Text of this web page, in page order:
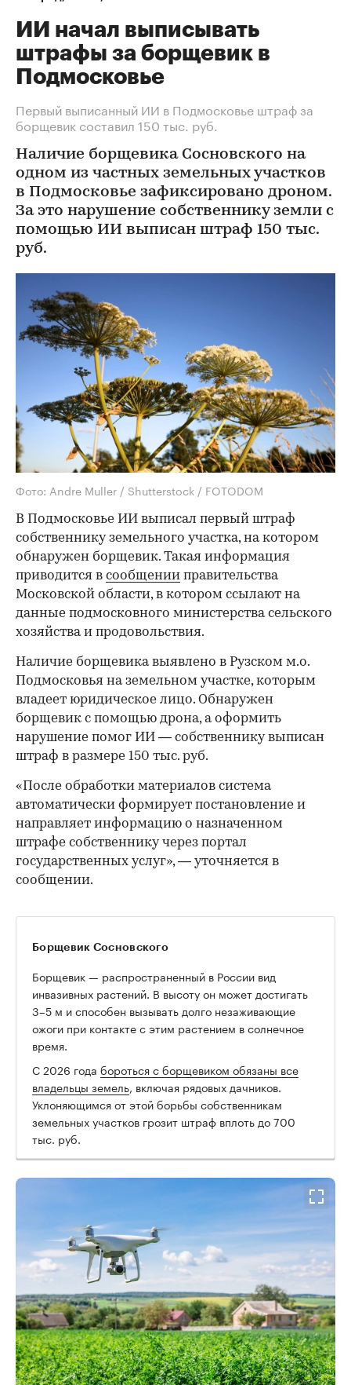
ИИ начал выписывать
штрафы за борщевик в
Подмосковье
Первый выписанный ИИ в Подмосковье штраф за
борщевик составил 150 тыс. руб.
Наличие борщевика Сосновского на
одном из частных земельных участков
в Подмосковье зафиксировано дроном.
За это нарушение собственнику земли с
помощью ИИ выписан штраф 150 тыс.
руб.
Фото: Andre Muller / Shutterstock / FOTODOM
В Подмосковье ИИ выписал первый штраф
собственнику земельного участка, на котором
обнаружен борщевик. Такая информация
приводится в сообщении правительства
Московской области, в котором ссылают на
данные подмосковного министерства сельского
хозяйства и продовольствия.
Наличие борщевика выявлено в Рузском м.о.
Подмосковья на земельном участке, которым
владеет юридическое лицо. Обнаружен
борщевик с помощью дрона, а оформить
нарушение помог ИИ — собственнику выписан
штраф в размере 150 тыс. руб.
«После обработки материалов система
автоматически формирует постановление и
направляет информацию о назначенном
штрафе собственнику через портал
государственных услуг», — уточняется в
сообщении.
00:00
Борщевик Сосновского
Борщевик — распространенный в России вид
инвазивных растений. В высоту он может достигать
3–5 м и способен вызывать долго незаживающие
ожоги при контакте с этим растением в солнечное
время.
С 2026 года бороться с борщевиком обязаны все
владельцы земель, включая рядовых дачников.
Уклоняющимся от этой борьбы собственникам
земельных участков грозит штраф вплоть до 700
тыс. руб.